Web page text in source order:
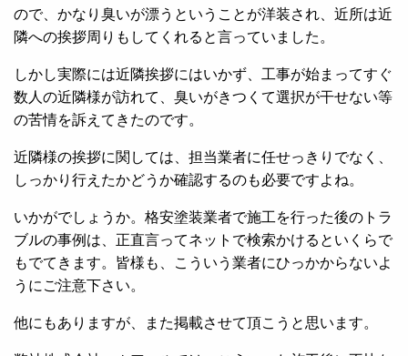
ので、かなり臭いが漂うということが洋装され、近所は近
隣への挨拶周りもしてくれると言っていました。
しかし実際には近隣挨拶にはいかず、工事が始まってすぐ
数人の近隣様が訪れて、臭いがきつくて選択が干せない等
の苦情を訴えてきたのです。
近隣様の挨拶に関しては、担当業者に任せっきりでなく、
しっかり行えたかどうか確認するのも必要ですよね。
いかがでしょうか。格安塗装業者で施工を行った後のトラ
ブルの事例は、正直言ってネットで検索かけるといくらで
もでてきます。皆様も、こういう業者にひっかからないよ
うにご注意下さい。
他にもありますが、また掲載させて頂こうと思います。